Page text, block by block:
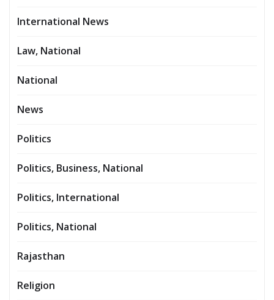
International News
Law, National
National
News
Politics
Politics, Business, National
Politics, International
Politics, National
Rajasthan
Religion